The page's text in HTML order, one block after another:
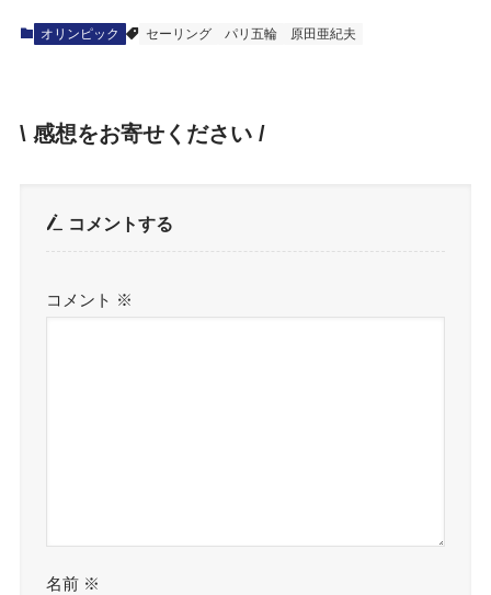
オリンピック セーリング パリ五輪 原田亜紀夫
\ 感想をお寄せください /
コメントする
コメント ※
名前 ※